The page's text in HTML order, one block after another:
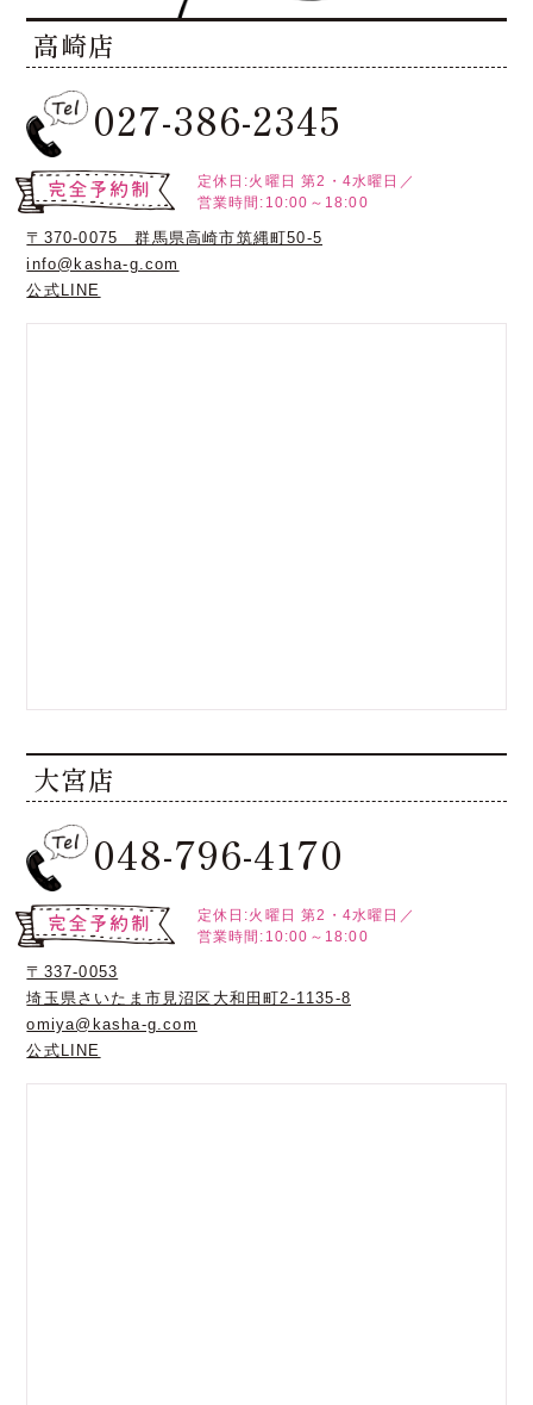
高崎店
027-386-2345
定休日:火曜日 第2・4水曜日／
営業時間:10:00～18:00
〒370-0075 群馬県高崎市筑縄町50-5
info@kasha-g.com
公式LINE
大宮店
048-796-4170
定休日:火曜日 第2・4水曜日／
営業時間:10:00～18:00
〒337-0053
埼玉県さいたま市見沼区大和田町2-1135-8
omiya@kasha-g.com
公式LINE